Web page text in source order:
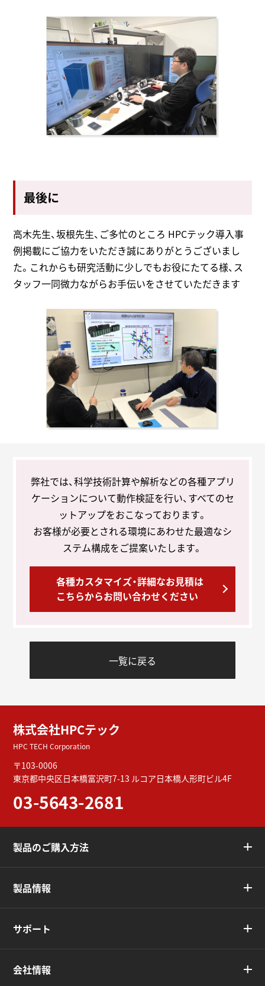
最後に
高木先生、坂根先生、ご多忙のところ HPCテック導入事
例掲載にご協力をいただき誠にありがとうございまし
た。これからも研究活動に少しでもお役にたてる様、ス
タッフ一同微力ながらお手伝いをさせていただきます
弊社では、科学技術計算や解析などの各種アプリ
ケーションについて動作検証を行い、 すべてのセ
ットアップをおこなっております。
お客様が必要とされる環境にあわせた最適なシ
ステム構成をご提案いたします。
各種カスタマイズ・詳細なお見積は
こちらからお問い合わせください
一覧に戻る
株式会社HPCテック
HPC TECH Corporation
〒103-0006
東京都中央区日本橋富沢町7-13 ルコア日本橋人形町ビル4F
03-5643-2681
製品のご購入方法
製品情報
サポート
会社情報